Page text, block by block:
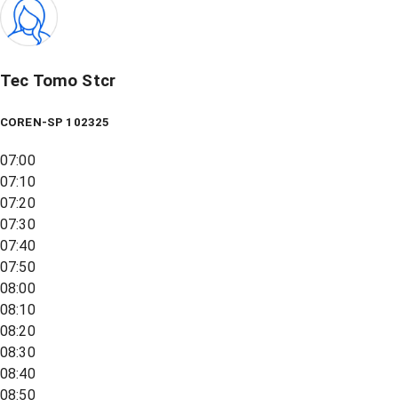
Tec Tomo Stcr
COREN-SP 102325
07:00
07:10
07:20
07:30
07:40
07:50
08:00
08:10
08:20
08:30
08:40
08:50